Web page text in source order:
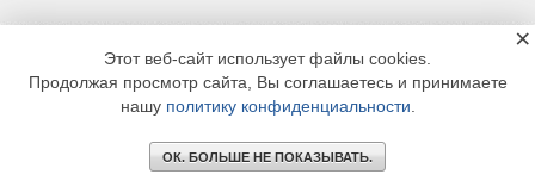
Этот веб-сайт использует файлы cookies.
Продолжая просмотр сайта, Вы соглашаетесь и принимаете
нашу политику конфиденциальности
ОК. БОЛЬШЕ НЕ ПОКАЗЫВАТЬ.
×